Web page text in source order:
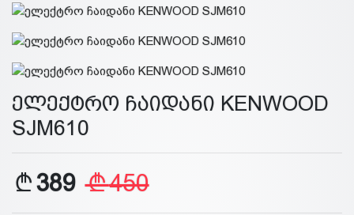
ელექტრო ჩაიდანი KENWOOD
SJM610
389 450